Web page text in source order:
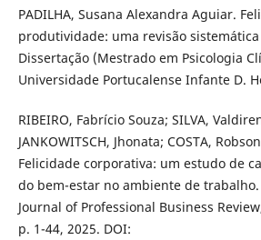
PADILHA, Susana Alexandra Aguiar.
produtividade: uma revisão
Dissertação (Mestrado em Psicologia
Universidade Portucalense Infante D.
RIBEIRO, Fabrício Souza; SILVA,
JANKOWITSCH, Jhonata; COSTA,
Felicidade corporativa: um estudo de
do bem-estar no ambiente de
Journal of Professional Business
p. 1-44, 2025. DOI: